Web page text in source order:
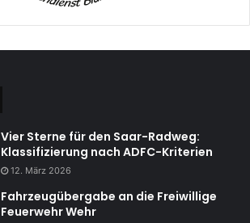
Vier Sterne für den Saar-Radweg:
Klassifizierung nach ADFC-Kriterien
12. März 2026
Fahrzeugübergabe an die Freiwillige
Feuerwehr Wehr